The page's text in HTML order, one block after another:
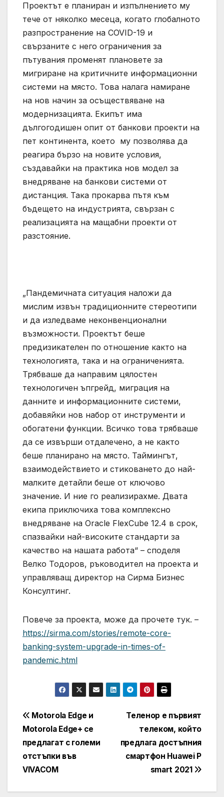
Проектът е планиран и изпълнението му
тече от няколко месеца, когато глобалното
разпространение на COVID-19 и
свързаните с него ограничения за
пътувания променят плановете за
мигриране на критичните информационни
системи на място. Това налага намиране
на нов начин за осъществяване на
модернизацията. Екипът има
дългогодишен опит от банкови проекти на
пет континента, което му позволява да
реагира бързо на новите условия,
създавайки на практика нов модел за
внедряване на банкови системи от
дистанция. Така прокарва пътя към
бъдещето на индустрията, свързан с
реализацията на мащабни проекти от
разстояние.
„Пандемичната ситуация наложи да
мислим извън традиционните стереотипи
и да изледваме неконвенционални
възможности. Проектът беше
предизикателен по отношение както на
технологията, така и на ограниченията.
Трябваше да направим цялостен
технологичен ъпгрейд, миграция на
данните и информационните системи,
добавяйки нов набор от инструменти и
обогатени функции. Всичко това трябваше
да се извърши отдалечено, а не както
беше планирано на място. Таймингът,
взаимодействието и стиковането до най-
малките детайли беше от ключово
значение. И ние го реализирахме. Двата
екипа приключиха това комплексно
внедряване на Oracle FlexCube 12.4 в срок,
спазвайки най-високите стандарти за
качество на нашата работа“ – споделя
Велко Тодоров, ръководител на проекта и
управляващ директор на Сирма Бизнес
Консултинг.
Повече за проекта, може да прочете тук. –
https://sirma.com/stories/remote-core-
banking-system-upgrade-in-times-of-
pandemic.html
Навигация
Теленор е първият
телеком, който
предлага достъпния
смартфон Huawei P
smart 2021
Motorola Edge и
Motorola Edge+ се
предлагат с големи
отстъпки във
VIVACOM